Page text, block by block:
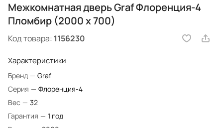
Межкомнатная дверь Graf Флоренция-4
Пломбир (2000 х 700)
Код товара: 1156230
Характеристики
Бренд — Graf
Серия — Флоренция-4
Вес — 32
Гарантия — 1 год